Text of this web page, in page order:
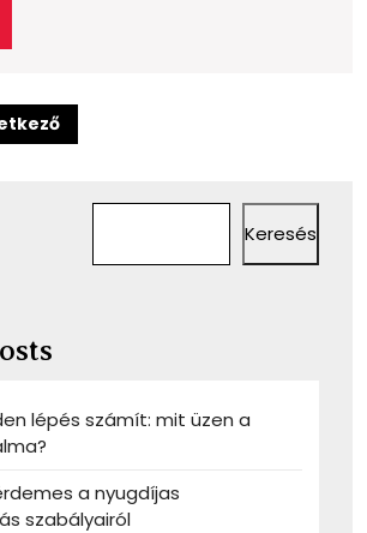
Keresés
lépés számít: mit üzen a
a nyugdíjas
szabályairól